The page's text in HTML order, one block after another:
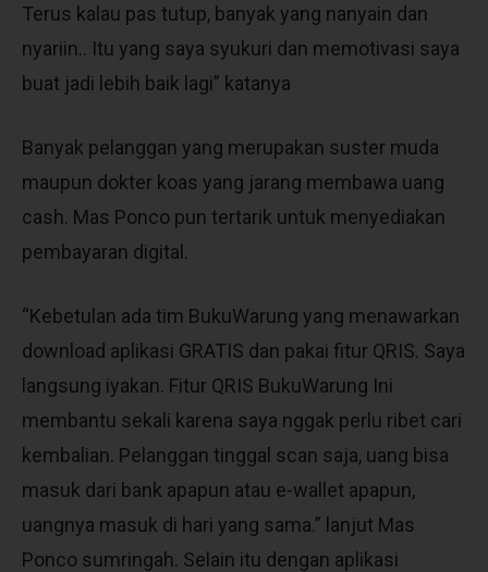
Terus kalau pas tutup, banyak yang nanyain dan
nyariin.. Itu yang saya syukuri dan memotivasi saya
buat jadi lebih baik lagi” katanya
Banyak pelanggan yang merupakan suster muda
maupun dokter koas yang jarang membawa uang
cash. Mas Ponco pun tertarik untuk menyediakan
pembayaran digital.
“Kebetulan ada tim BukuWarung yang menawarkan
download aplikasi GRATIS dan pakai fitur QRIS. Saya
langsung iyakan. Fitur QRIS BukuWarung Ini
membantu sekali karena saya nggak perlu ribet cari
kembalian. Pelanggan tinggal scan saja, uang bisa
masuk dari bank apapun atau e-wallet apapun,
uangnya masuk di hari yang sama.” lanjut Mas
Ponco sumringah. Selain itu dengan aplikasi